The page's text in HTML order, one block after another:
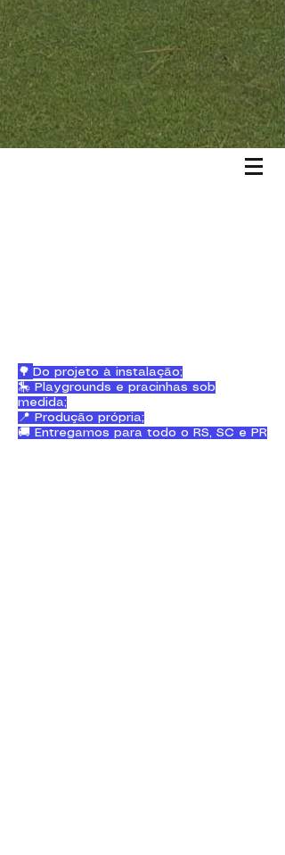
🌳 Do projeto à instalação;
🎠 Playgrounds e pracinhas sob
medida;
📍 Produção própria;
🚚 Entregamos para todo o RS, SC e PR